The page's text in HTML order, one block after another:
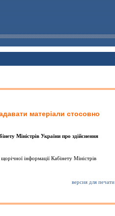
матерiали стосовно
Мiнiстрiв України про здiйснення
щорiчної iнформацiї Кабiнету Мiнiстрiв
версия для печати